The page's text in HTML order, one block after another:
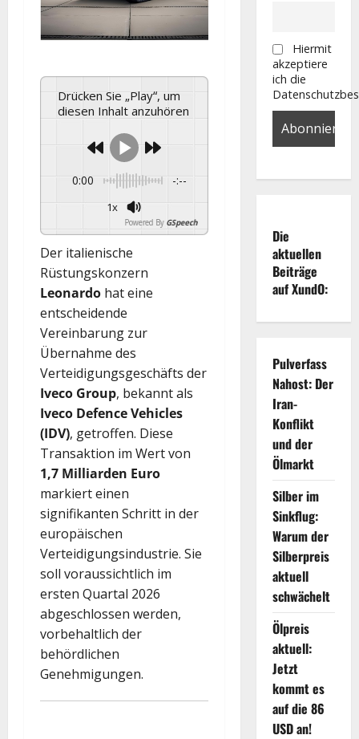
Drücken Sie „Play“, um
diesen Inhalt anzuhören
0:00 -:--
1x
Powered By GSpeech
Der italienische
Rüstungskonzern
Leonardo hat eine
entscheidende
Vereinbarung zur
Übernahme des
Verteidigungsgeschäfts der
Iveco Group, bekannt als
Iveco Defence Vehicles
(IDV), getroffen. Diese
Transaktion im Wert von
1,7 Milliarden Euro
markiert einen
signifikanten Schritt in der
europäischen
Verteidigungsindustrie. Sie
soll voraussichtlich im
ersten Quartal 2026
abgeschlossen werden,
vorbehaltlich der
behördlichen
Genehmigungen.
Hiermit
akzeptiere
ich die
Die
aktuellen
Beiträge
auf XundO:
Pulverfass
Nahost: Der
Iran-
Konflikt
und der
Ölmarkt
Silber im
Sinkflug:
Warum der
Silberpreis
aktuell
schwächelt
Ölpreis
aktuell:
Jetzt
kommt es
auf die 86
USD an!